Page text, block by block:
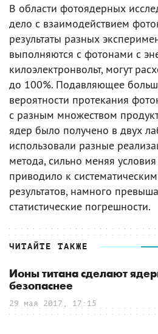
В области фотоядерных
дело с взаимодействием
результаты разных
выполняются с фотонами с
килоэлектронвольт, могут
до 100%. Подавляющее
вероятности протекания
с разным множеством
ядер было получено в двух
использовали разные
метода, сильно меняя
приводило к
результатов, намного
статистические погрешности.
ЧИТАЙТЕ ТАКЖЕ
Ионы титана сделают
безопаснее
29 мая 2017, 17:15